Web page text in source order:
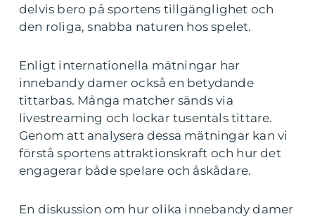
delvis bero på sportens tillgänglighet och
den roliga, snabba naturen hos spelet.
Enligt internationella mätningar har
innebandy damer också en betydande
tittarbas. Många matcher sänds via
livestreaming och lockar tusentals tittare.
Genom att analysera dessa mätningar kan vi
förstå sportens attraktionskraft och hur det
engagerar både spelare och åskådare.
En diskussion om hur olika innebandy damer